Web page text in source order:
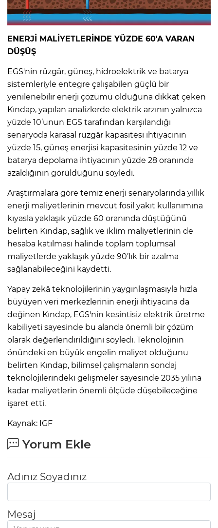
ENERJİ MALİYETLERİNDE YÜZDE 60'A VARAN
DÜŞÜŞ
EGS'nin rüzgâr, güneş, hidroelektrik ve batarya
sistemleriyle entegre çalışabilen güçlü bir
yenilenebilir enerji çözümü olduğuna dikkat çeken
Kındap, yapılan analizlerde elektrik arzının yalnızca
yüzde 10’unun EGS tarafından karşılandığı
senaryoda karasal rüzgâr kapasitesi ihtiyacının
yüzde 15, güneş enerjisi kapasitesinin yüzde 12 ve
batarya depolama ihtiyacının yüzde 28 oranında
azaldığının görüldüğünü söyledi.
Araştırmalara göre temiz enerji senaryolarında yıllık
enerji maliyetlerinin mevcut fosil yakıt kullanımına
kıyasla yaklaşık yüzde 60 oranında düştüğünü
belirten Kındap, sağlık ve iklim maliyetlerinin de
hesaba katılması halinde toplam toplumsal
maliyetlerde yaklaşık yüzde 90’lık bir azalma
sağlanabileceğini kaydetti.
Yapay zekâ teknolojilerinin yaygınlaşmasıyla hızla
büyüyen veri merkezlerinin enerji ihtiyacına da
değinen Kındap, EGS'nin kesintisiz elektrik üretme
kabiliyeti sayesinde bu alanda önemli bir çözüm
olarak değerlendirildiğini söyledi. Teknolojinin
önündeki en büyük engelin maliyet olduğunu
belirten Kındap, bilimsel çalışmaların sondaj
teknolojilerindeki gelişmeler sayesinde 2035 yılına
kadar maliyetlerin önemli ölçüde düşebileceğine
işaret etti.
Kaynak: IGF
Yorum Ekle
Adınız Soyadınız
Mesaj